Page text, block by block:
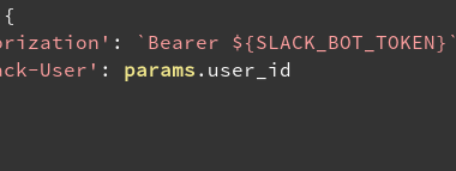
: `Bearer ${SLACK_BOT_TOKEN}`
User' : params . user_id